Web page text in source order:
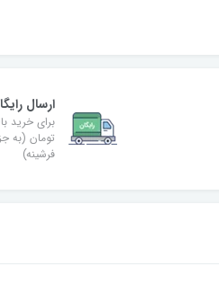
ارسال
تومان (به
فرشینه)